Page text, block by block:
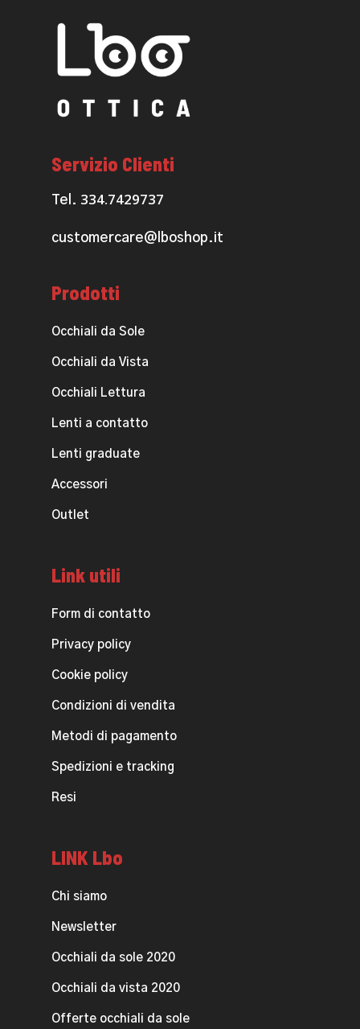
Servizio Clienti
Tel. 334.7429737
customercare@lboshop.it
Prodotti
Occhiali da Sole
Occhiali da Vista
Occhiali Lettura
Lenti a contatto
Lenti graduate
Accessori
Outlet
Link utili
Form di contatto
Privacy policy
Cookie policy
Condizioni di vendita
Metodi di pagamento
Spedizioni e tracking
Resi
LINK Lbo
Chi siamo
Newsletter
Occhiali da sole 2020
Occhiali da vista 2020
Offerte occhiali da sole